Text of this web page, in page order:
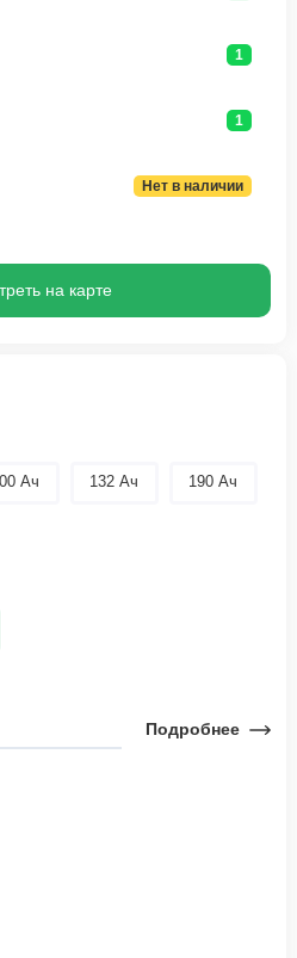
Ач 132 Ач 190 Ач
Подробнее
1
1
Нет в наличии
на карте